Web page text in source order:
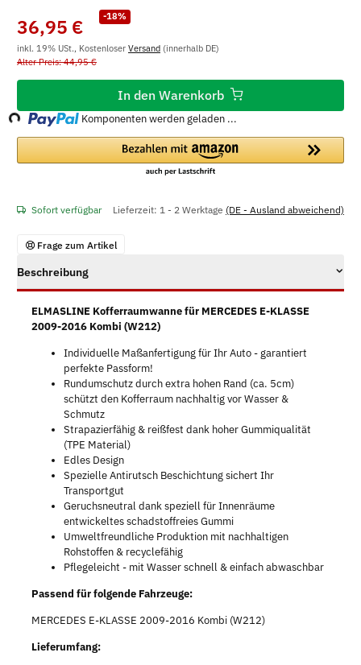
-18%
36,95 €
inkl. 19% USt., Kostenloser Versand (innerhalb DE)
Alter Preis: 44,95 €
In den Warenkorb
Loading... Komponenten werden geladen ...
Sofort verfügbar Lieferzeit: 1 - 2 Werktage (DE - Ausland abweichend)
Frage zum Artikel
Beschreibung
ELMASLINE Kofferraumwanne für MERCEDES E-KLASSE
2009-2016 Kombi (W212)
Individuelle Maßanfertigung für Ihr Auto - garantiert
perfekte Passform!
Rundumschutz durch extra hohen Rand (ca. 5cm)
schützt den Kofferraum nachhaltig vor Wasser &
Schmutz
Strapazierfähig & reißfest dank hoher Gummiqualität
(TPE Material)
Edles Design
Spezielle Antirutsch Beschichtung sichert Ihr
Transportgut
Geruchsneutral dank speziell für Innenräume
entwickeltes schadstoffreies Gummi
Umweltfreundliche Produktion mit nachhaltigen
Rohstoffen & recyclefähig
Pflegeleicht - mit Wasser schnell & einfach abwaschbar
Passend für folgende Fahrzeuge:
MERCEDES E-KLASSE 2009-2016 Kombi (W212)
Lieferumfang: